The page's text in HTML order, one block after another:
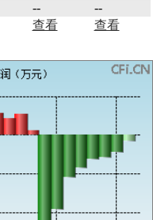
--
--
查看
查看